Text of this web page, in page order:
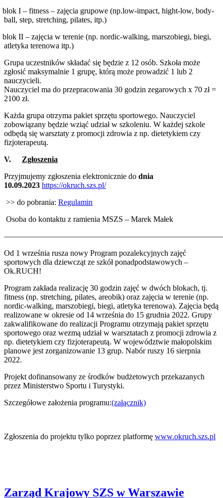
blok I – fitness – zajęcia grupowe (np.low-impact, hight-low, body-
ball, step, stretching, pilates, itp.)
blok II – zajęcia w terenie (np. nordic-walking, marszobiegi, biegi,
atletyka terenowa itp.)
Grupa uczestników składać się będzie z 12 osób. Szkoła może
zgłosić maksymalnie 1 grupę, którą może prowadzić 1 lub 2
nauczycieli.
Nauczyciel ma do przepracowania 30 godzin zegarowych x 70 zł =
2100 zł.
Każda grupa otrzyma pakiet sprzętu sportowego. Nauczyciel
zobowiązany będzie wziąć udział w szkoleniu. W każdej szkole
odbędą się warsztaty z promocji zdrowia z np. dietetykiem czy
fizjoterapeutą.
V.
Zgłoszenia
Przyjmujemy zgłoszenia elektronicznie do dnia
10.09.2023 https://okruch.szs.pl/
>> do pobrania: Regulamin
Osoba do kontaktu z ramienia MSZS – Marek Małek
Od 1 września rusza nowy Program pozalekcyjnych zajęć
sportowych dla dziewcząt ze szkół ponadpodstawowych –
Ok.RUCH!
Program zakłada realizację 30 godzin zajęć w dwóch blokach, tj.
fitness (np. stretching, pilates, areobik) oraz zajęcia w terenie (np.
nordic-walking, marszobiegi, biegi, atletyka terenowa). Zajęcia będą
realizowane w okresie od 14 września do 15 grudnia 2022. Grupy
zakwalifikowane do realizacji Programu otrzymają pakiet sprzętu
sportowego oraz wezmą udział w warsztatach z promocji zdrowia z
np. dietetykiem czy fizjoterapeutą. W województwie małopolskim
planowe jest zorganizowanie 13 grup. Nabór ruszy 16 sierpnia
2022.
Projekt dofinansowany ze środków budżetowych przekazanych
przez Ministerstwo Sportu i Turystyki.
Szczegółowe założenia programu:(załącznik)
Zgłoszenia do projektu tylko poprzez platformę www.okruch.szs.pl
Zarząd Krajowy SZS w Warszawie